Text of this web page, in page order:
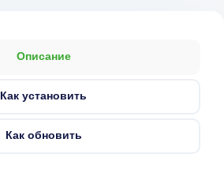
Описание
Как установить
Как обновить